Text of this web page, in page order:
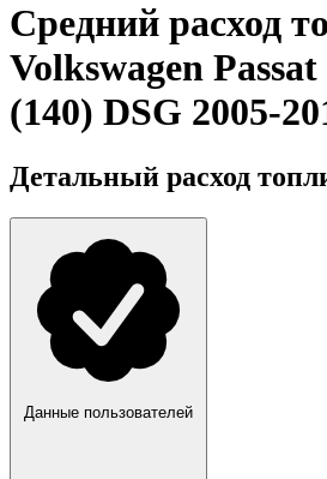
Средний расход
Volkswagen
(140) DSG 2005-
Детальный расход
Данные пользователей